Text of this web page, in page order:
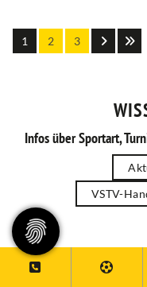
1 2 3
Infos über Sportart,
VSTV-